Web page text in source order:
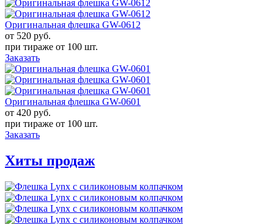
Оригинальная флешка GW-0612
от 520 руб.
при тираже от 100 шт.
Заказать
Оригинальная флешка GW-0601
от 420 руб.
при тираже от 100 шт.
Заказать
Хиты продаж